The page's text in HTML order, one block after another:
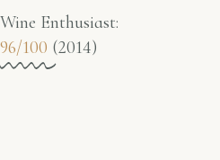
Wine Enthusiast:
96/100 (2014)